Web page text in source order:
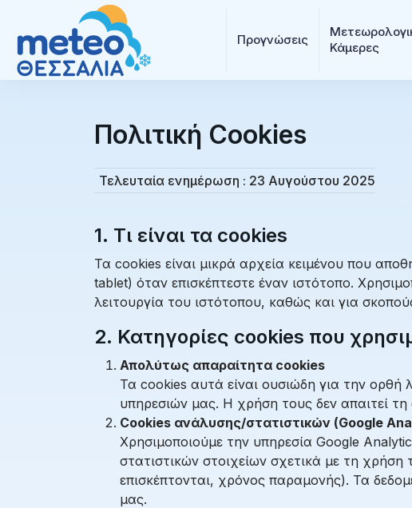
Προγνώσεις
Κάμερες
Πολιτική Cookies
Τελευταία ενημέρωση : 23 Αυγούστου 2025
1. Τι είναι τα cookies
Τα cookies είναι μικρά αρχεία κειμένου που
tablet) όταν επισκέπτεστε έναν ιστότοπο.
λειτουργία του ιστότοπου, καθώς και για
2. Κατηγορίες cookies που
Απολύτως απαραίτητα cookies
Τα cookies αυτά είναι ουσιώδη για την ορθή
υπηρεσιών μας. Η χρήση τους δεν απαιτεί
Cookies ανάλυσης/στατιστικών (Google
Χρησιμοποιούμε την υπηρεσία Google
στατιστικών στοιχείων σχετικά με τη
επισκέπτονται, χρόνος παραμονής). Τα
μας.